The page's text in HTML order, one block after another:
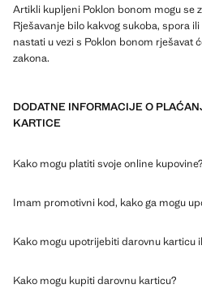
Artikli kupljeni Poklon bonom mogu se
Rješavanje bilo kakvog sukoba, spora
nastati u vezi s Poklon bonom rješavat
zakona.
DODATNE INFORMACIJE O
KARTICE
Kako mogu platiti svoje online kupovine?
Imam promotivni kod, kako ga mogu
Kako mogu upotrijebiti darovnu karticu
Kako mogu kupiti darovnu karticu?